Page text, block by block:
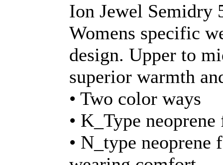
Ion Jewel Semidry
Womens specific
design. Upper to
superior warmth
• Two color ways
• K_Type
• N_type